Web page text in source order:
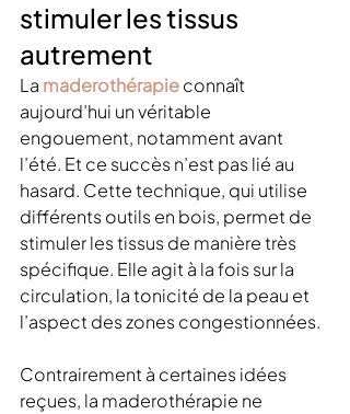
stimuler les tissus
autrement
La maderothérapie connaît
aujourd’hui un véritable
engouement, notamment avant
l’été. Et ce succès n’est pas lié au
hasard. Cette technique, qui utilise
différents outils en bois, permet de
stimuler les tissus de manière très
spécifique. Elle agit à la fois sur la
circulation, la tonicité de la peau et
l’aspect des zones congestionnées.
Contrairement à certaines idées
reçues, la maderothérapie ne